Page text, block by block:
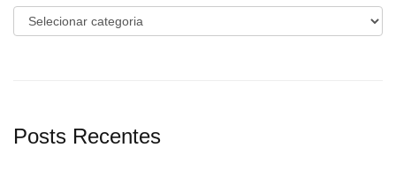
Categorias
Posts Recentes